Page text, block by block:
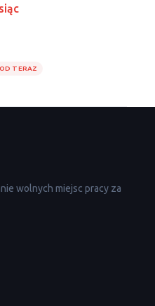
TERAZ
wolnych miejsc pracy za